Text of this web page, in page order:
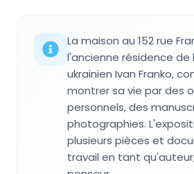
La maison au 152 rue
l'ancienne résidence de
ukrainien Ivan Franko,
montrer sa vie par des
personnels, des
photographies.
plusieurs pièces et
travail en tant